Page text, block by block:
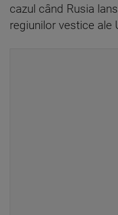
cazul când Rusia
regiunilor vestice ale